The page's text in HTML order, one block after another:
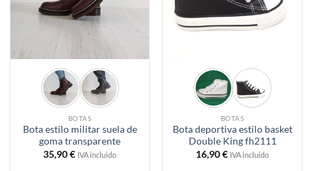
BOTAS
Bota estilo militar suela de
goma transparente
35,90€ IVA incluido
BOTAS
Bota deportiva estilo basket
Double King fh2111
16,90€ IVA incluido